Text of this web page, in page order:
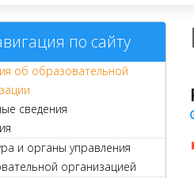
по сайту
об образовательной
сведения
и органы управления
организацией